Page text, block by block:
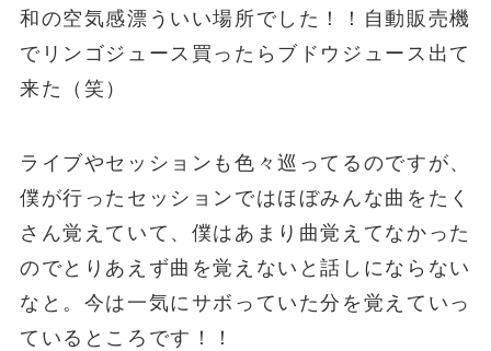
和の空気感漂ういい場所でした！！自動販売機
でリンゴジュース買ったらブドウジュース出て
来た（笑）
ライブやセッションも色々巡ってるのですが、
僕が行ったセッションではほぼみんな曲をたく
さん覚えていて、僕はあまり曲覚えてなかった
のでとりあえず曲を覚えないと話しにならない
なと。今は一気にサボっていた分を覚えていっ
ているところです！！